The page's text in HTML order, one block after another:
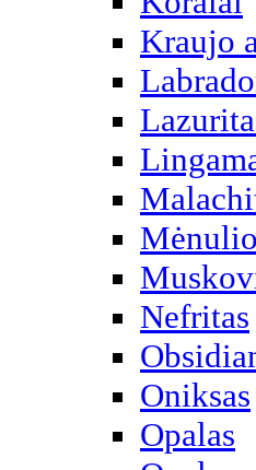
Kraujo
Nefritas
Oniksas
Opalas